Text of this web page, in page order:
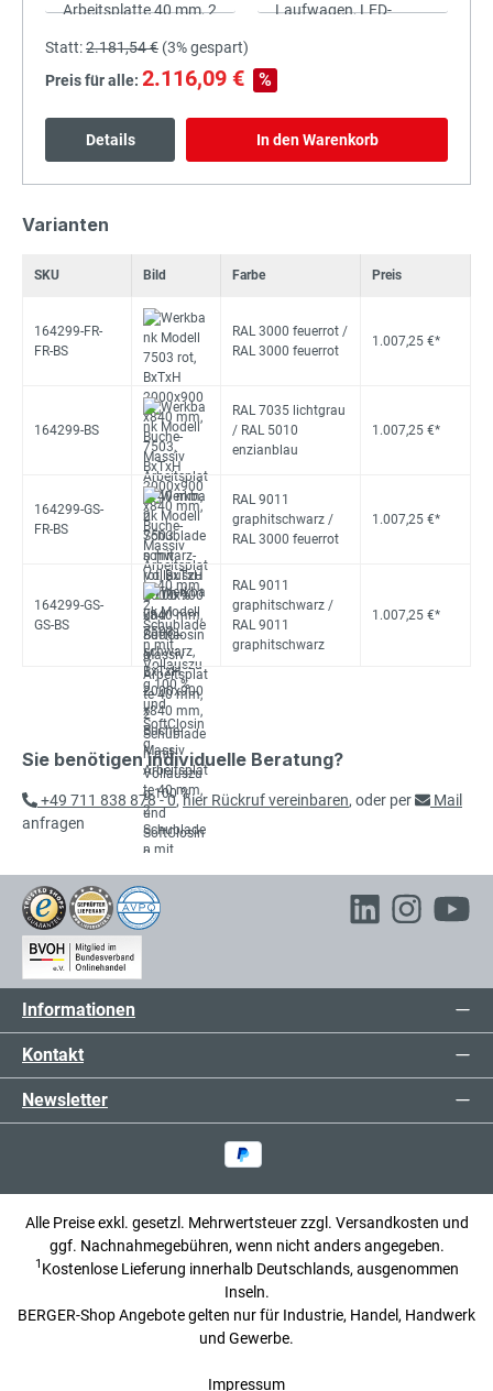
Statt:2.181,54 € (3%gespart)
Preis für alle: 2.116,09 € %
Details In den Warenkorb
Varianten
SKU Bild Farbe Preis
164299-FR-
FR-BS
RAL 3000 feuerrot /
RAL 3000 feuerrot
1.007,25 €*
164299-BS
RAL 7035 lichtgrau
/ RAL 5010
enzianblau
1.007,25 €*
164299-GS-
FR-BS
RAL 9011
graphitschwarz /
RAL 3000 feuerrot
1.007,25 €*
164299-GS-
GS-BS
RAL 9011
graphitschwarz /
RAL 9011
graphitschwarz
1.007,25 €*
Sie benötigen individuelle Beratung?
+49 711 838 878 - 0,hier Rückruf vereinbaren, oder per
Mail
anfragen
Informationen
Kontakt
Newsletter
Alle Preise exkl. gesetzl. Mehrwertsteuer zzgl. Versandkosten und
ggf. Nachnahmegebühren, wenn nicht anders angegeben.
1 Kostenlose Lieferung innerhalb Deutschlands, ausgenommen
Inseln.
BERGER-Shop Angebote gelten nur für Industrie, Handel, Handwerk
und Gewerbe.
Impressum